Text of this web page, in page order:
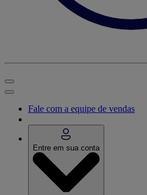
Fale com a equipe de vendas
Entre em sua conta